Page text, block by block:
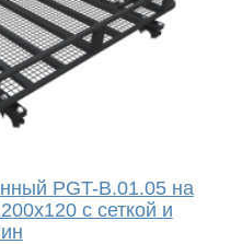
PGT-B.01.05 на
с сеткой и